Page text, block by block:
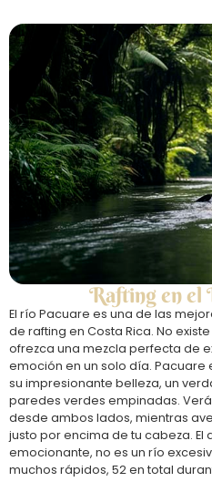
Rafting en el
El río Pacuare es una de las
de rafting en Costa Rica. No
ofrezca una mezcla perfecta de
emoción en un solo día.
su impresionante belleza, un
paredes verdes empinadas.
desde ambos lados, mientras
justo por encima de tu cabeza.
emocionante, no es un río
muchos rápidos, 52 en total